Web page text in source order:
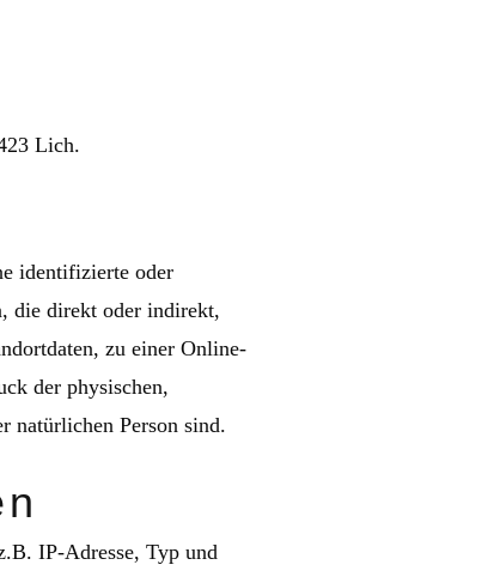
Lich.
identifizierte oder
die direkt oder indirekt,
zu einer Online-
der physischen,
natürlichen Person sind.
IP‑Adresse, Typ und